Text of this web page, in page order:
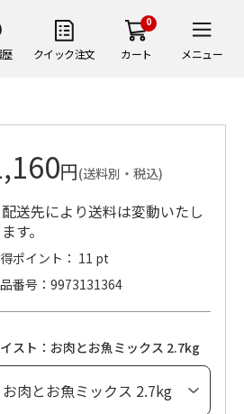
クイック注文
0
カート メニュー
円(送料別・税込)
送先により送料は変動いたし
ます。
ポイント： 11 pt
番号
9973131364
スト：お肉とお魚ミックス 2.7kg